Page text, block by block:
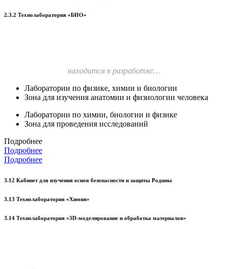
2.3.2 Технолаборатория «БИО»
находится в разработке…
Лаборатории по физике, химии и биологии
Зона для изучения анатомии и физиологии человека
Лаборатории по химии, биологии и физике
Зона для проведения исследований
Подробнее
Подробнее
Подробнее
3.12 Кабинет для изучения основ безопасности и защиты Родины
3.13 Технолаборатория «Химия»
3.14 Технолаборатория «3D-моделирование и обработка материалов»